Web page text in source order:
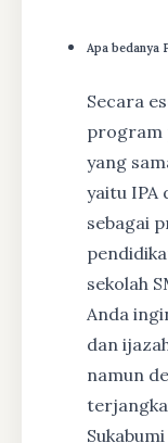
Apa bedanya
Secara
program
yang
yaitu IPA
sebagai
sekolah
Anda
dan
namun